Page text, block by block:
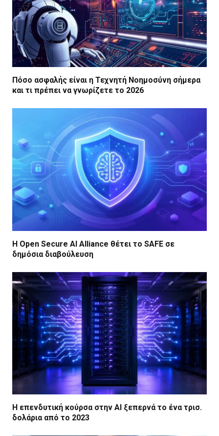
Πόσο ασφαλής είναι η Τεχνητή Νοημοσύνη σήμερα
και τι πρέπει να γνωρίζετε το 2026
Η Open Secure AI Alliance θέτει το SAFE σε
δημόσια διαβούλευση
Η επενδυτική κούρσα στην AI ξεπερνά το ένα τρισ.
δολάρια από το 2023